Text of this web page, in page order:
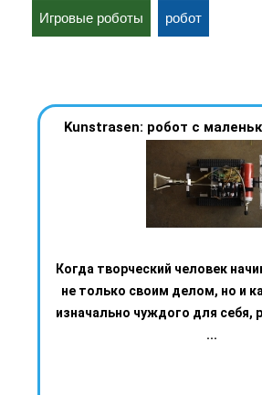
Игровые роботы робот
Kunstrasen: робот с
Когда творческий человек
не только своим делом, но и
изначально чуждого для себя,
...